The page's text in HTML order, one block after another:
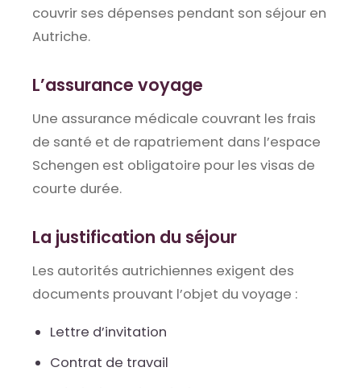
couvrir ses dépenses pendant son séjour en
Autriche.
L’assurance voyage
Une assurance médicale couvrant les frais
de santé et de rapatriement dans l’espace
Schengen est obligatoire pour les visas de
courte durée.
La justification du séjour
Les autorités autrichiennes exigent des
documents prouvant l’objet du voyage :
Lettre d’invitation
Contrat de travail